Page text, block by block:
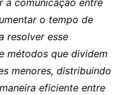
a comunicação entre
o tempo de
resolver esse
métodos que dividem
menores, distribuindo
eficiente entre